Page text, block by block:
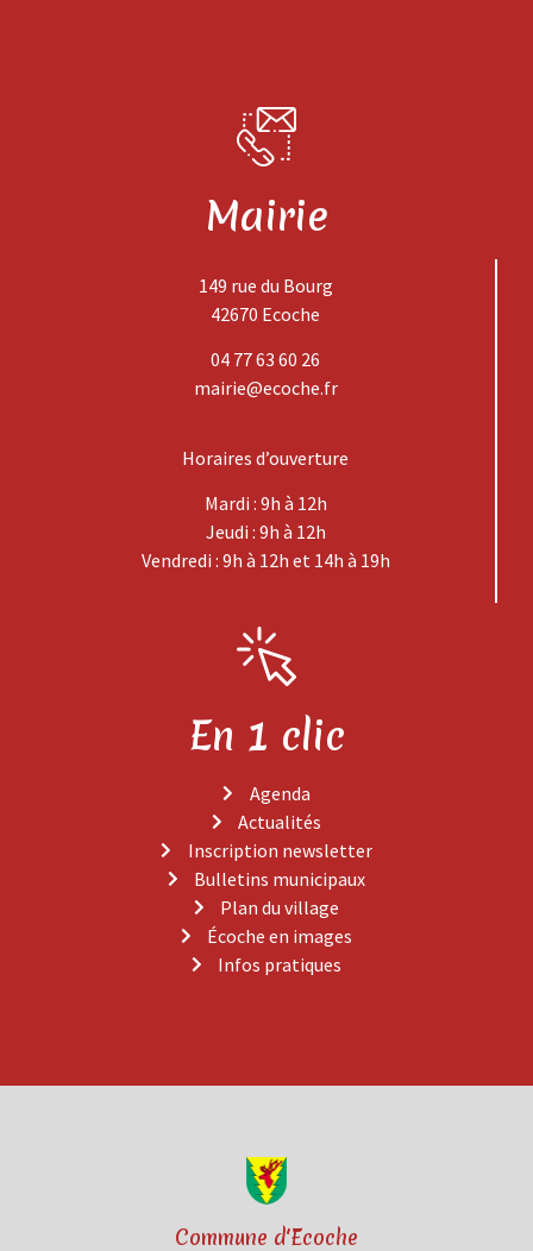
Mairie
149 rue du Bourg
42670 Ecoche
04 77 63 60 26
mairie@ecoche.fr
Horaires d’ouverture
Mardi : 9h à 12h
Jeudi : 9h à 12h
Vendredi : 9h à 12h et 14h à 19h
En 1 clic
Agenda
Actualités
Inscription newsletter
Bulletins municipaux
Plan du village
Écoche en images
Infos pratiques
Commune d'Ecoche